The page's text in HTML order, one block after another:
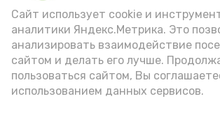
Сайт использует cookie и
аналитики Яндекс.Метрика. Это
анализировать взаимодействие
сайтом и делать его лучше.
пользоваться сайтом, Вы
использованием данных сервисов.